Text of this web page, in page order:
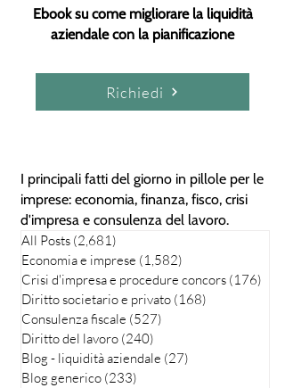
Ebook su come migliorare la liquidità
aziendale con la pianificazione
Richiedi
I principali fatti del giorno in pillole per le
imprese: economia, finanza, fisco, crisi
d'impresa e consulenza del lavoro.
All Posts (2,681)
Economia e imprese (1,582)
Crisi d'impresa e procedure concors (176)
Diritto societario e privato (168)
Consulenza fiscale (527)
Diritto del lavoro (240)
Blog - liquidità aziendale (27)
Blog generico (233)